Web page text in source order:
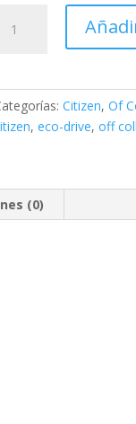
cantidad
Citizen,Of
,eco-drive,off
(0)